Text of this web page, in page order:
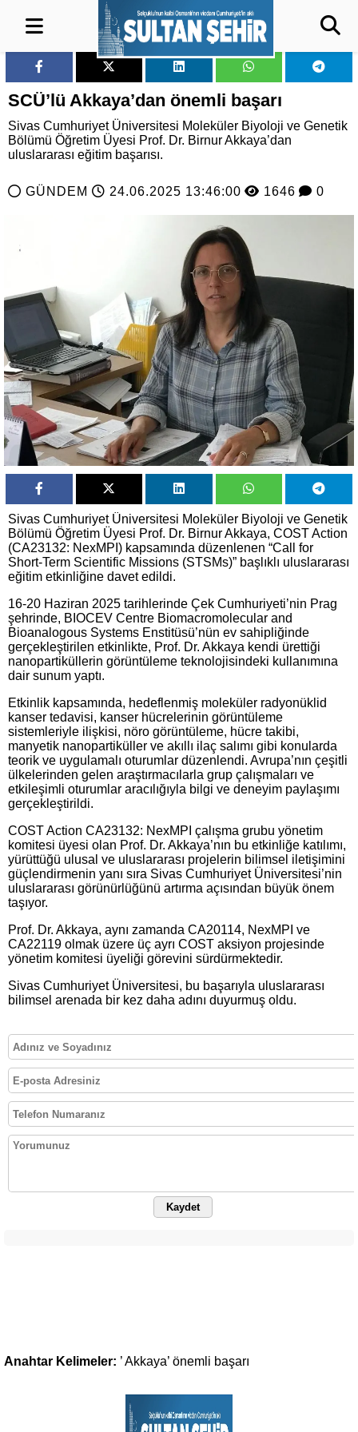
SCÜ’lü Akkaya’dan önemli başarı
Sivas Cumhuriyet Üniversitesi Moleküler Biyoloji ve Genetik
Bölümü Öğretim Üyesi Prof. Dr. Birnur Akkaya’dan
uluslararası eğitim başarısı.
GÜNDEM 24.06.2025 13:46:00 1646 0
Sivas Cumhuriyet Üniversitesi Moleküler Biyoloji ve Genetik
Bölümü Öğretim Üyesi Prof. Dr. Birnur Akkaya, COST Action
(CA23132: NexMPI) kapsamında düzenlenen “Call for
Short-Term Scientific Missions (STSMs)” başlıklı uluslararası
eğitim etkinliğine davet edildi.
16-20 Haziran 2025 tarihlerinde Çek Cumhuriyeti’nin Prag
şehrinde, BIOCEV Centre Biomacromolecular and
Bioanalogous Systems Enstitüsü’nün ev sahipliğinde
gerçekleştirilen etkinlikte, Prof. Dr. Akkaya kendi ürettiği
nanopartiküllerin görüntüleme teknolojisindeki kullanımına
dair sunum yaptı.
Etkinlik kapsamında, hedeflenmiş moleküler radyonüklid
kanser tedavisi, kanser hücrelerinin görüntüleme
sistemleriyle ilişkisi, nöro görüntüleme, hücre takibi,
manyetik nanopartiküller ve akıllı ilaç salımı gibi konularda
teorik ve uygulamalı oturumlar düzenlendi. Avrupa’nın çeşitli
ülkelerinden gelen araştırmacılarla grup çalışmaları ve
etkileşimli oturumlar aracılığıyla bilgi ve deneyim paylaşımı
gerçekleştirildi.
COST Action CA23132: NexMPI çalışma grubu yönetim
komitesi üyesi olan Prof. Dr. Akkaya’nın bu etkinliğe katılımı,
yürüttüğü ulusal ve uluslararası projelerin bilimsel iletişimini
güçlendirmenin yanı sıra Sivas Cumhuriyet Üniversitesi’nin
uluslararası görünürlüğünü artırma açısından büyük önem
taşıyor.
Prof. Dr. Akkaya, aynı zamanda CA20114, NexMPI ve
CA22119 olmak üzere üç ayrı COST aksiyon projesinde
yönetim komitesi üyeliği görevini sürdürmektedir.
Sivas Cumhuriyet Üniversitesi, bu başarıyla uluslararası
bilimsel arenada bir kez daha adını duyurmuş oldu.
Kaydet
Anahtar Kelimeler: ’Akkaya’ önemli başarı